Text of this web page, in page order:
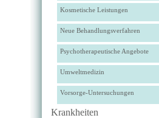
Kosmetische Leistungen
Neue Behandlungsverfahren
Psychotherapeutische Angebote
Umweltmedizin
Vorsorge-Untersuchungen
Krankheiten